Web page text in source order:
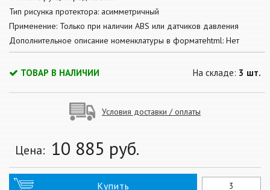
Тип рисунка протектора: асимметричный
Применение: Только при наличии ABS или датчиков давления
Дополнительное описание номенклатуры в форматеhtml: Нет
ТОВАР В НАЛИЧИИ На складе: 3 шт.
Условия доставки / оплаты
Цена: 10 885 руб.
Купить